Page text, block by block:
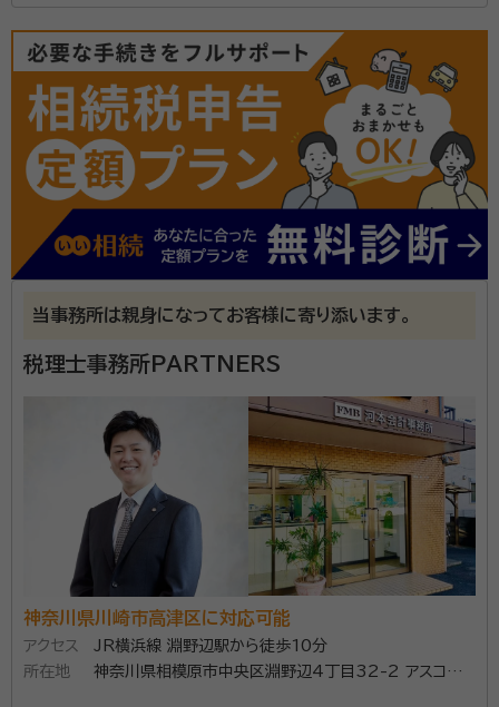
岡野 雄志（おかの ゆうし）
経歴： 千葉県成田市出身。早稲田大学商学部卒業。
神奈川県横浜市に拠点を構える当税理士事務所は、平
成17年の事務所開設から、ご相談やご契約の99%以
上が相続税分野の、国内でも数少ない、真の相続税を専
門に取り扱う税理士法人です。 相続税案件であれば、そ
の専門性と経験を活かして日本全国、ご相談内容に関
わらず総合的に対応しています。 正確な土地評価と税
9日現在）もの相続税を取り戻し、日本で最も相続税の
還付に成功してきた実績があります。 【対応地域】全国
資格等：税理士
当事務所は親身になってお客様に寄り添います。
税理士事務所PARTNERS
神奈川県川崎市高津区に対応可能
アクセス
JR横浜線 淵野辺駅から徒歩10分
所在地
神奈川県相模原市中央区淵野辺4丁目32-2 アスコット